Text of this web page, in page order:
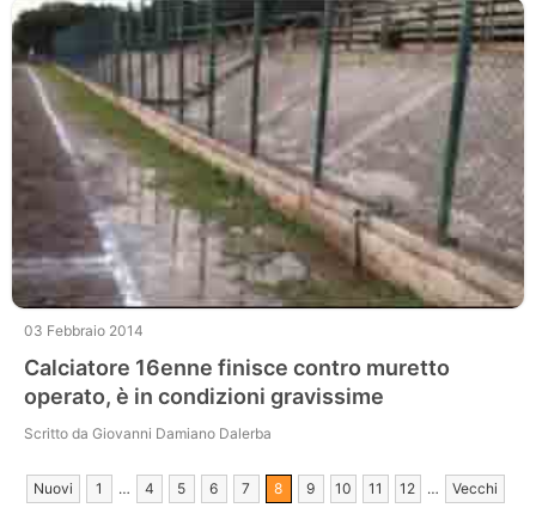
03 Febbraio 2014
Calciatore 16enne finisce contro muretto
operato, è in condizioni gravissime
Scritto da Giovanni Damiano Dalerba
Nuovi 1 … 4 5 6 7 8 9 10 11 12 … Vecchi